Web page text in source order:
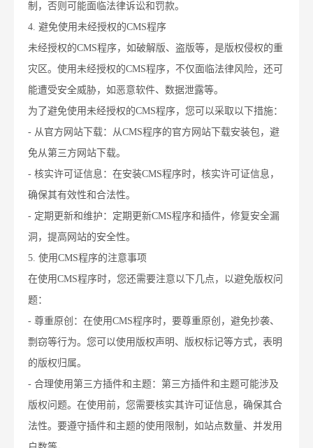
制，否则可能面临法律诉讼和罚款。
4. 避免使用未经授权的CMS程序
未经授权的CMS程序，如破解版、盗版等，是版权侵权的重
灾区。使用未经授权的CMS程序，不仅面临法律风险，还可
能遭受安全威胁，如恶意软件、数据泄露等。
为了避免使用未经授权的CMS程序，您可以采取以下措施：
- 从官方网站下载：从CMS程序的官方网站下载安装包，避
免从第三方网站下载。
- 核实许可证信息：在安装CMS程序时，核实许可证信息，
确保其有效性和合法性。
- 定期更新和维护：定期更新CMS程序和插件，修复安全漏
洞，提高网站的安全性。
5. 使用CMS程序的注意事项
在使用CMS程序时，您还需要注意以下几点，以避免版权问
题：
- 尊重原创：在使用CMS程序时，要尊重原创，避免抄袭、
剽窃等行为。您可以使用版权声明、版权标记等方式，表明
的版权归属。
- 合理使用第三方插件和主题：第三方插件和主题可能涉及
版权问题。在使用前，您需要核实其许可证信息，确保其合
法性。要遵守插件和主题的使用限制，如站点数量、并发用